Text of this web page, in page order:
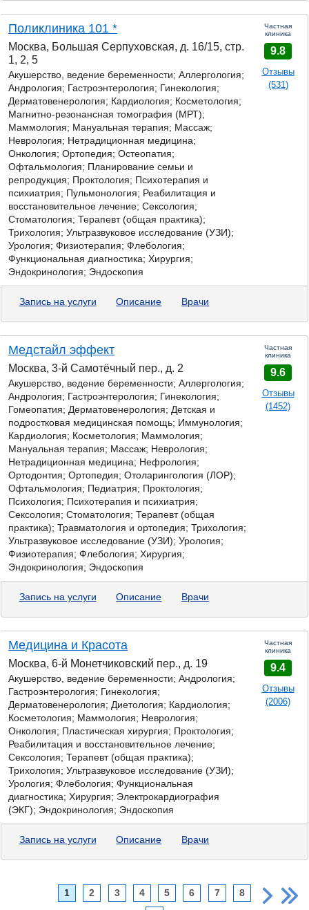
Поликлиника 101 *
Москва, Большая Серпуховская, д. 16/15, стр.
1, 2, 5
Акушерство, ведение беременности; Аллергология;
Андрология; Гастроэнтерология; Гинекология;
Дерматовенерология; Кардиология; Косметология;
Магнитно-резонансная томография (МРТ);
Маммология; Мануальная терапия; Массаж;
Неврология; Нетрадиционная медицина;
Онкология; Ортопедия; Остеопатия;
Офтальмология; Планирование семьи и
репродукция; Проктология; Психотерапия и
психиатрия; Пульмонология; Реабилитация и
восстановительное лечение; Сексология;
Стоматология; Терапевт (общая практика);
Трихология; Ультразвуковое исследование (УЗИ);
Урология; Физиотерапия; Флебология;
Функциональная диагностика; Хирургия;
Эндокринология; Эндоскопия
Частная
клиника
9.8
Отзывы
(531)
Запись на услуги Описание Врачи
Медстайл эффект
Москва, 3-й Самотёчный пер., д. 2
Акушерство, ведение беременности; Аллергология;
Андрология; Гастроэнтерология; Гинекология;
Гомеопатия; Дерматовенерология; Детская и
подростковая медицинская помощь; Иммунология;
Кардиология; Косметология; Маммология;
Мануальная терапия; Массаж; Неврология;
Нетрадиционная медицина; Нефрология;
Ортодонтия; Ортопедия; Отоларингология (ЛОР);
Офтальмология; Педиатрия; Проктология;
Психология; Психотерапия и психиатрия;
Сексология; Стоматология; Терапевт (общая
практика); Травматология и ортопедия; Трихология;
Ультразвуковое исследование (УЗИ); Урология;
Физиотерапия; Флебология; Хирургия;
Эндокринология; Эндоскопия
Частная
клиника
9.6
Отзывы
(1452)
Запись на услуги Описание Врачи
Медицина и Красота
Москва, 6-й Монетчиковский пер., д. 19
Акушерство, ведение беременности; Андрология;
Гастроэнтерология; Гинекология;
Дерматовенерология; Диетология; Кардиология;
Косметология; Маммология; Неврология;
Онкология; Пластическая хирургия; Проктология;
Реабилитация и восстановительное лечение;
Сексология; Терапевт (общая практика);
Трихология; Ультразвуковое исследование (УЗИ);
Урология; Флебология; Функциональная
диагностика; Хирургия; Электрокардиография
(ЭКГ); Эндокринология; Эндоскопия
Частная
клиника
9.4
Отзывы
(2006)
Запись на услуги Описание Врачи
1 2 3 4 5 6 7 8